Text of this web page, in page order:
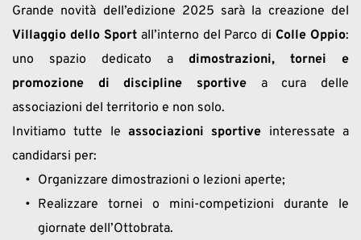
Villaggio dello Sport all’interno del Parco di Colle Oppio:
uno spazio dedicato a dimostrazioni, tornei e
promozione di discipline sportive a cura delle
associazioni del territorio e non solo.
Invitiamo tutte le associazioni sportive interessate a
candidarsi per:
Organizzare dimostrazioni o lezioni aperte;
Realizzare tornei o mini-competizioni durante le
giornate dell’Ottobrata.